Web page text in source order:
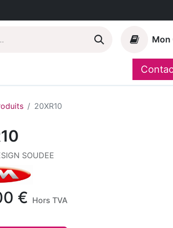
Mon
20XR10
SOUDEE
€ Hors TVA